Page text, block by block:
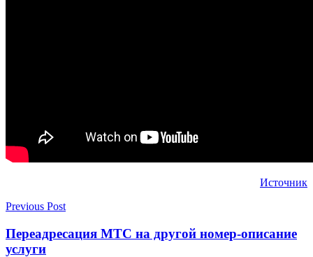
Источник
Previous Post
Переадресация МТС на другой номер-описание
услуги